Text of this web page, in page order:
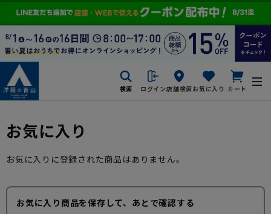
検索 ログイン店舗検索お気に入り カート
お気に入り
お気に入りに登録された商品はありません。
お気に入り商品を保存して、あとで確認する